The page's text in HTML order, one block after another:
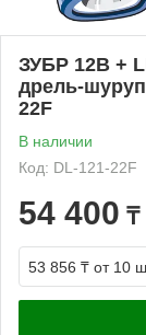
ЗУБР 12В +
дрель-
22F
В наличии
Код: DL-121-22F
54 400 ₸
53 856 ₸ от 10